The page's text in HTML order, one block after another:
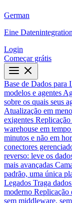
German
Eine
Login
Começar grátis
Base de Dados para
modelos e agentes
sobre os quais seus
Atualização em
exigentes
warehouse em
minutos e não em
conectores
reverso: leve os
mais avançadas
padrão, uma única
Legados Traga
moderno Replicação
sem middleware,